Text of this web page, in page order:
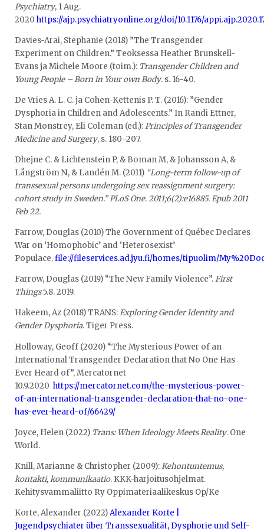
Psychiatry, 1 Aug.
2020 https://ajp.psychiatryonline.org/doi/10.1176/
Davies-Arai, Stephanie (2018) ”The Transgender
Experiment on Children.” Teoksessa Heather Brunskell-
Evans ja Michele Moore (toim.): Transgender Children and
Young People – Born in Your own Body. s. 16-40.
De Vries A. L. C. ja Cohen-Kettenis P. T. (2016): ”Gender
Dysphoria in Children and Adolescents.” In Randi Ettner,
Stan Monstrey, Eli Coleman (ed.):Principles of Transgender
Medicine and Surgery, s. 180–207.
Dhejne C. & Lichtenstein P, & Boman M, & Johansson A, &
Långström N, & Landén M. (2011) “Long-term follow-up of
transsexual persons undergoing sex reassignment surgery:
cohort study in Sweden.” PLoS One. 2011;6(2):e16885. Epub 2011
Feb 22.
Farrow, Douglas (2010) The Government of Québec Declares
War on ‘Homophobic’ and ‘Heterosexist’
Populace.file://fileservices.ad.jyu.fi/homes/tipuolim/
Farrow, Douglas (2019) “The New Family Violence”.First
Things5.8. 2019.
Hakeem, Az (2018) TRANS:Exploring Gender Identity and
Gender Dysphoria. Tiger Press.
Holloway, Geoff (2020) “The Mysterious Power of an
International Transgender Declaration that No One Has
Ever Heard of”, Mercatornet
10.9.2020 https://mercatornet.com/the-mysterious-power-
of-an-international-transgender-declaration-that-no-one-
has-ever-heard-of/66429/
Joyce, Helen (2022) Trans: When Ideology Meets Reality. One
World.
Knill, Marianne & Christopher (2009):Kehontuntemus,
kontakti, kommunikaatio. KKK-harjoitusohjelmat.
Kehitysvammaliitto Ry Oppimateriaalikeskus Op/Ke
Korte, Alexander (2022)Alexander Korte |
Jugendpsychiater über Transsexualität, Dysphorie und Self-